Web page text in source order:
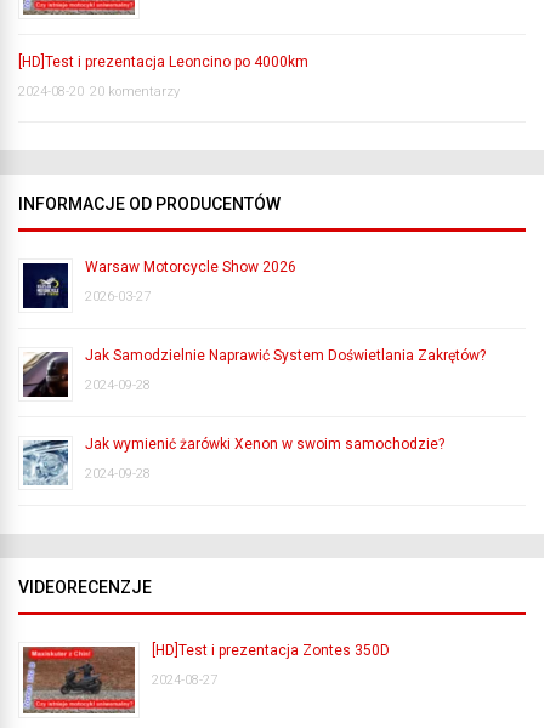
[HD]Test i prezentacja Leoncino po 4000km
2024-08-20 20 komentarzy
INFORMACJE OD PRODUCENTÓW
Warsaw Motorcycle Show 2026
2026-03-27
Jak Samodzielnie Naprawić System Doświetlania Zakrętów?
2024-09-28
Jak wymienić żarówki Xenon w swoim samochodzie?
2024-09-28
VIDEORECENZJE
[HD]Test i prezentacja Zontes 350D
2024-08-27